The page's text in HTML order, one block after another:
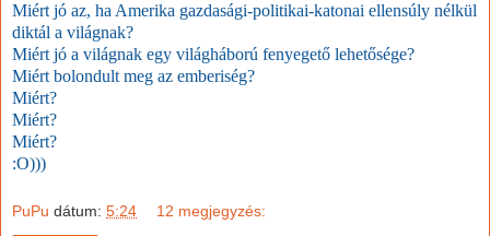
Miért jó az, ha Amerika gazdasági-politikai-katonai ellensúly nélkül
diktál a világnak?
Miért jó a világnak egy világháború fenyegető lehetősége?
Miért bolondult meg az emberiség?
Miért?
Miért?
Miért?
:O)))
PuPu dátum: 5:24 12 megjegyzés: